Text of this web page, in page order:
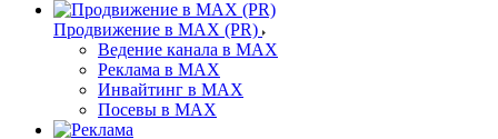
Продвижение в MAX (PR)
Ведение канала в MAX
Реклама в MAX
Инвайтинг в MAX
Посевы в MAX